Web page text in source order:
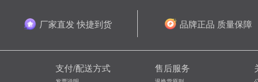
厂家直发 快捷到货 品牌正品 质量保障
支付/配送方式 售后服务